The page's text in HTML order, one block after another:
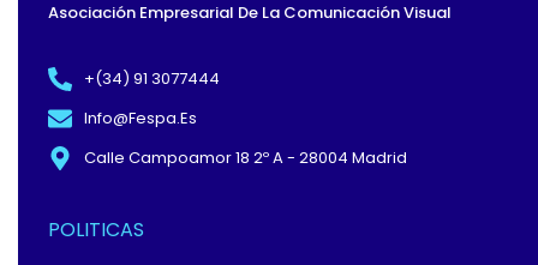
F
Asociación Empresarial De La Comunicación Visual
+(34) 91 3077444
Info@fespa.es
Calle Campoamor 18 2º A - 28004 Madrid
POLITICAS